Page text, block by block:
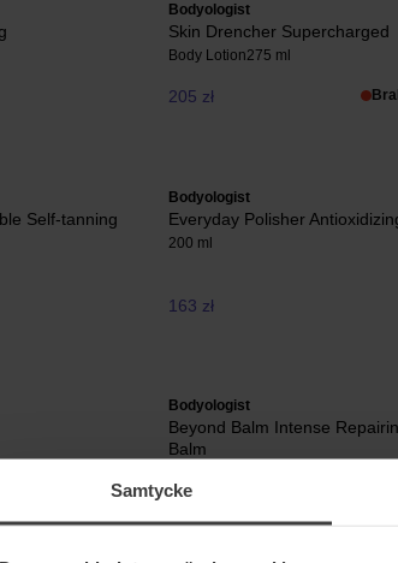
Samtycke
Bodyologist
Skin Drencher Supercharged
Body Lotion275 ml
205 zł
Self-tanning
Bodyologist
Everyday Polisher
200 ml
163 zł
Bodyologist
Beyond Balm Intense
Balm